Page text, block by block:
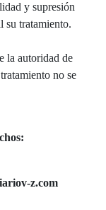
y supresión
su tratamiento.
la autoridad de
no se
z.com